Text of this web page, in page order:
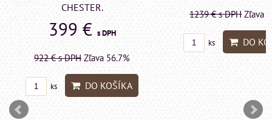
1239 €s DPH Zľava 43.6%
ks DO KOŠÍKA
LONDON
599 €s
1415 €s DPH
ks DO